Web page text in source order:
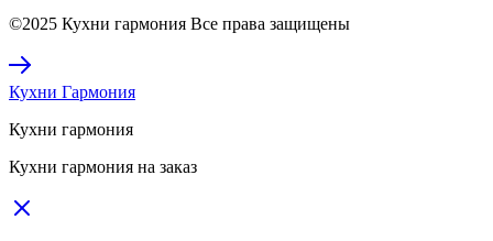
©2025 Кухни гармония Все права защищены
Кухни Гармония
Кухни гармония
Кухни гармония на заказ